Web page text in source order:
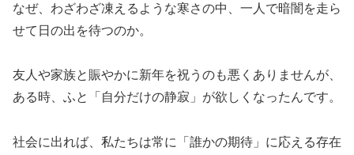
なぜ、わざわざ凍えるような寒さの中、一人で暗闇を走ら
せて日の出を待つのか。
友人や家族と賑やかに新年を祝うのも悪くありませんが、
ある時、ふと「自分だけの静寂」が欲しくなったんです。
社会に出れば、私たちは常に「誰かの期待」に応える存在